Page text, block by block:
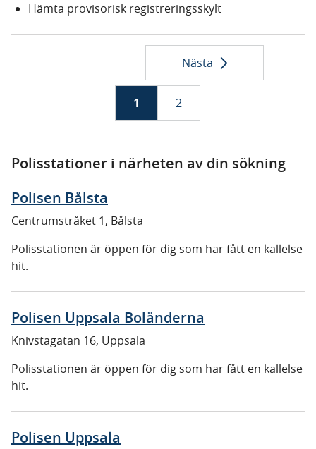
Hämta provisorisk registreringsskylt
s
a
1i
s
n
g
s
a
2
i
s
g
Nästa
Polisstationer i närheten av din sökning
Polisen Bålsta
Centrumstråket 1, Bålsta
Polisstationen är öppen för dig som har fått en kallelse
hit.
Polisen Uppsala Boländerna
Knivstagatan 16, Uppsala
Polisstationen är öppen för dig som har fått en kallelse
hit.
Polisen Uppsala